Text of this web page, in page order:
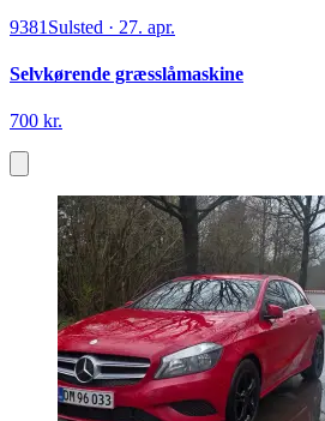
9381 Sulsted · 27. apr.
Selvkørende græsslåmaskine
700 kr.